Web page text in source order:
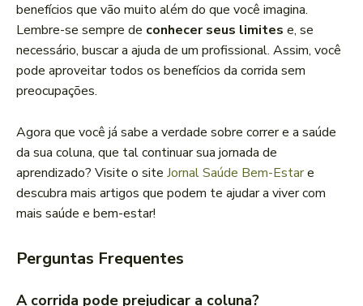
benefícios que vão muito além do que você imagina.
Lembre-se sempre de conhecer seus limites e, se
necessário, buscar a ajuda de um profissional. Assim, você
pode aproveitar todos os benefícios da corrida sem
preocupações.
Agora que você já sabe a verdade sobre correr e a saúde
da sua coluna, que tal continuar sua jornada de
aprendizado? Visite o site Jornal Saúde Bem-Estare
descubra mais artigos que podem te ajudar a viver com
mais saúde e bem-estar!
Perguntas Frequentes
A corrida pode prejudicar a coluna?